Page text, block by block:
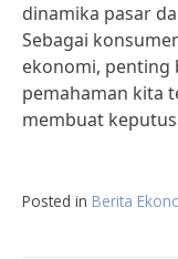
dinamika pasar
Sebagai
ekonomi, penting
pemahaman kita
membuat
Posted in Berita